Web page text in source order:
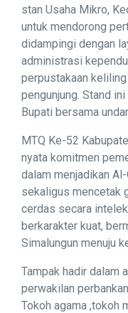
stan Usaha Mikro,
untuk mendorong
didampingi dengan
administrasi
perpustakaan
pengunjung. Stand
Bupati bersama
MTQ Ke-52
nyata komitmen
dalam menjadikan
sekaligus mencetak
cerdas secara
berkarakter kuat,
Simalungun menuju
Tampak hadir dalam
perwakilan
Tokoh agama ,tokoh